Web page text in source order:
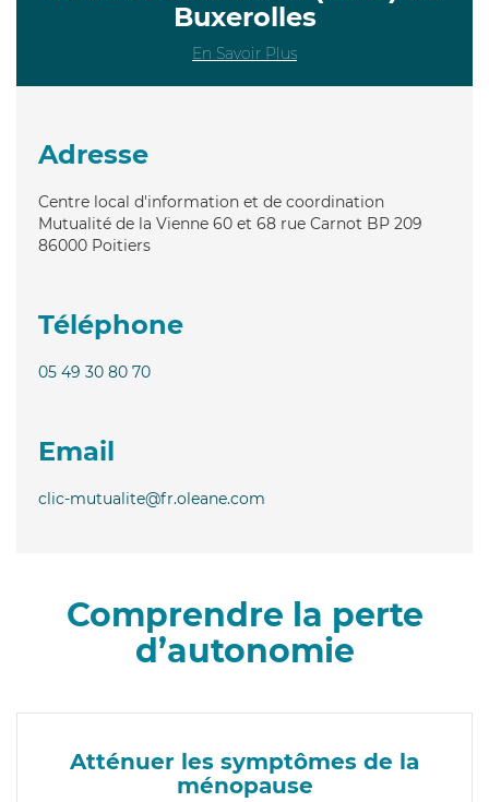
Buxerolles
En Savoir Plus
Adresse
Centre local d'information et de coordination
Mutualité de la Vienne 60 et 68 rue Carnot BP 209
86000 Poitiers
Téléphone
05 49 30 80 70
Email
clic-mutualite@fr.oleane.com
Comprendre la perte
d’autonomie
Atténuer les symptômes de la
ménopause